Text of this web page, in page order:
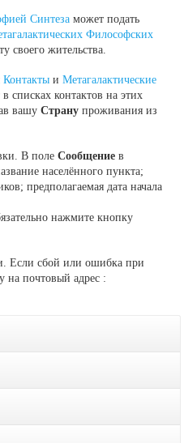
Синтеза может подать
Философских
своего жительства.
Контакты и Метагалактические
списках контактов на этих
вашу Страну проживания из
В поле Сообщение в
населённого пункта;
предполагаемая дата начала
нажмите кнопку
Если сбой или ошибка при
на почтовый адрес :